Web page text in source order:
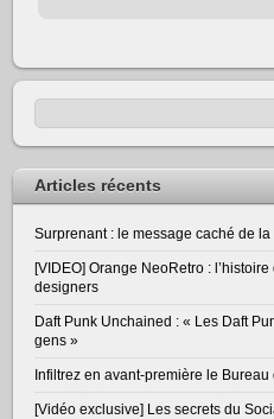
Articles récents
Surprenant : le message caché de
[VIDEO] Orange NeoRetro :
designers
Daft Punk Unchained : « Les Daft
gens »
Infiltrez en avant-première le
[Vidéo exclusive] Les secrets du